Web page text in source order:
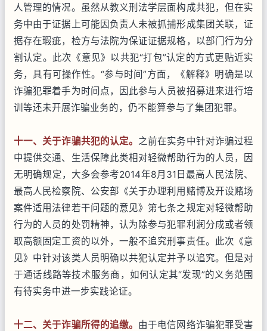
人管理的情况。虽然从教义刑法学层面构成共犯，但在实
务中由于证据上可能因负责人未被抓捕形成集团关联，证
据存在瑕疵，检方与法院为保证证据规格，以部门行为分
割认定。此次《意见》以共犯“打包”认定的方式更贴近实
务，具有可操作性。“参与时间”方面，《解释》明确是以
诈骗犯罪着手为时间点，因此参与人员被招募进来进行培
训等还未开展诈骗业务的，仍不能算参与了集团犯罪。
十一、关于诈骗共犯的认定。 之前在实务中针对诈骗过程
中提供交通、生活保障此类相对轻微帮助行为的人员，因
无明确规定，大多会参考2014年8月31日最高人民法院、
最高人民检察院、公安部《关于办理利用赌博及开设赌场
案件适用法律若干问题的意见》第七条之规定对轻微帮助
行为的人员的处罚精神，认为除参与犯罪利润分成或者领
取高额固定工资的以外，一般不追究刑事责任。此次《意
见》中针对该类人员明确以共犯认定并予以追究。但是对
于通话线路等技术服务商，如何认定其“发现”的义务范围
有待实务中进一步实践论证。
十二、关于诈骗所得的追缴。 由于电信网络诈骗犯罪受害